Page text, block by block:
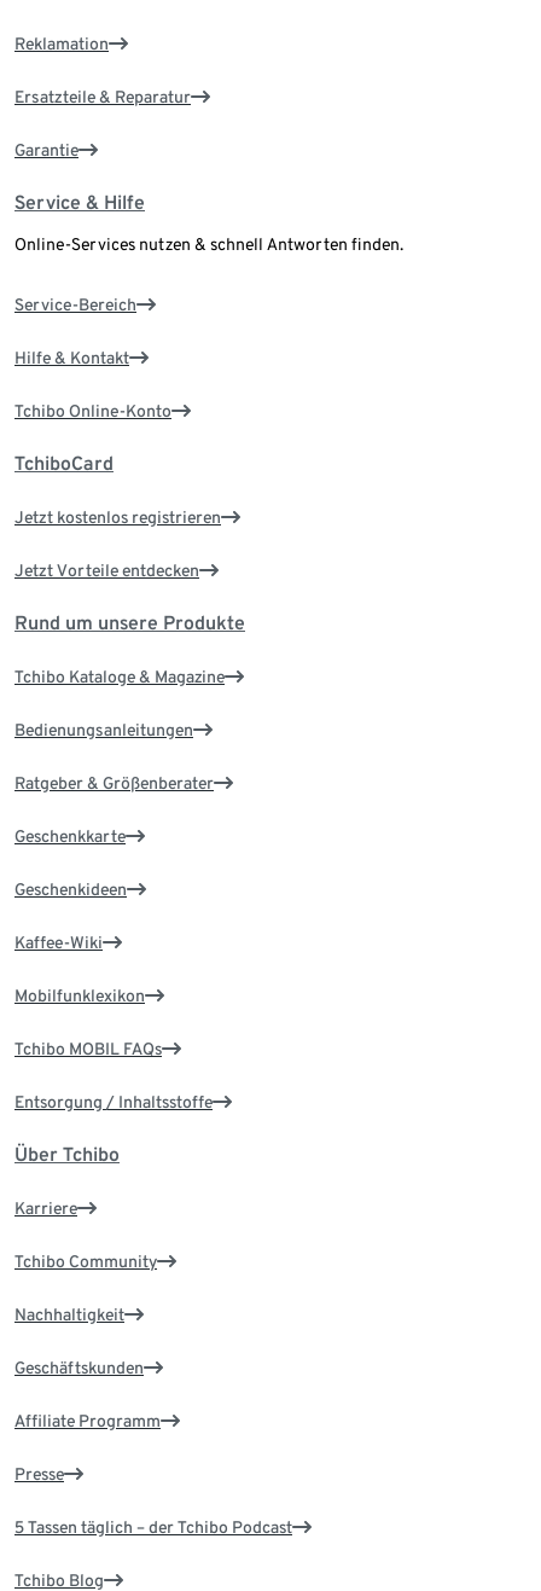
Reklamation
Ersatzteile & Reparatur
Garantie
Service & Hilfe
Online-Services nutzen & schnell Antworten finden.
Service-Bereich
Hilfe & Kontakt
Tchibo Online-Konto
TchiboCard
Jetzt kostenlos registrieren
Jetzt Vorteile entdecken
Rund um unsere Produkte
Tchibo Kataloge & Magazine
Bedienungsanleitungen
Ratgeber & Größenberater
Geschenkkarte
Geschenkideen
Kaffee-Wiki
Mobilfunklexikon
Tchibo MOBIL FAQs
Entsorgung / Inhaltsstoffe
Über Tchibo
Karriere
Tchibo Community
Nachhaltigkeit
Geschäftskunden
Affiliate Programm
Presse
5 Tassen täglich – der Tchibo Podcast
Tchibo Blog